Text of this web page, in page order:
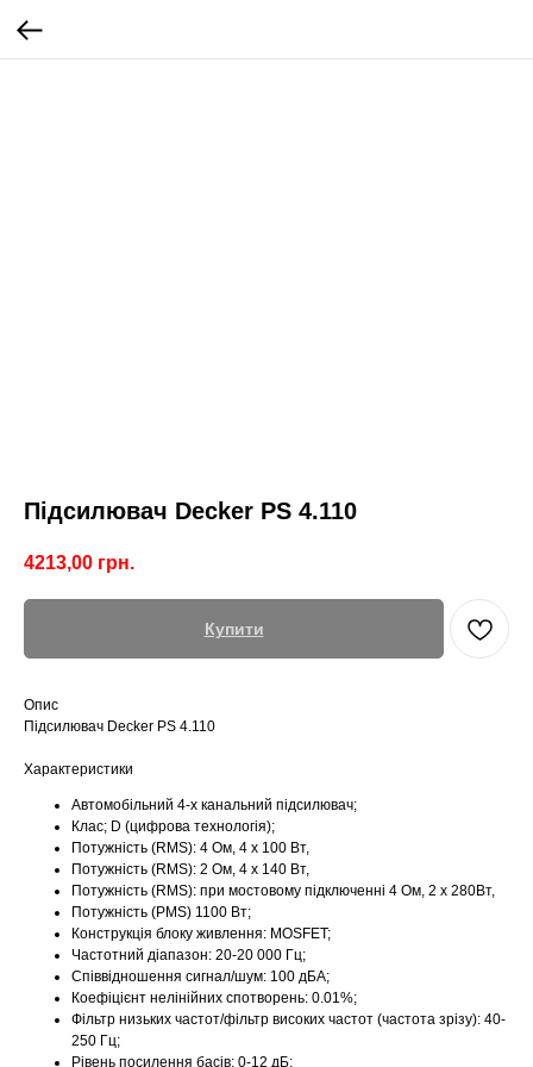
Підсилювач Decker PS 4.110
4213,00 грн.
Купити
Опис
Підсилювач Decker PS 4.110
Характеристики
Автомобільний 4-х канальний підсилювач;
Клас; D (цифрова технологія);
Потужність (RMS): 4 Ом, 4 х 100 Вт,
Потужність (RMS): 2 Ом, 4 х 140 Вт,
Потужність (RMS): при мостовому підключенні 4 Ом, 2 х 280Вт,
Потужність (PMS) 1100 Вт;
Конструкція блоку живлення: MOSFET;
Частотний діапазон: 20-20 000 Гц;
Співвідношення сигнал/шум: 100 дБA;
Коефіцієнт нелінійних спотворень: 0.01%;
Фільтр низьких частот/фільтр високих частот (частота зрізу): 40-
250 Гц;
Рівень посилення басів: 0-12 дБ;